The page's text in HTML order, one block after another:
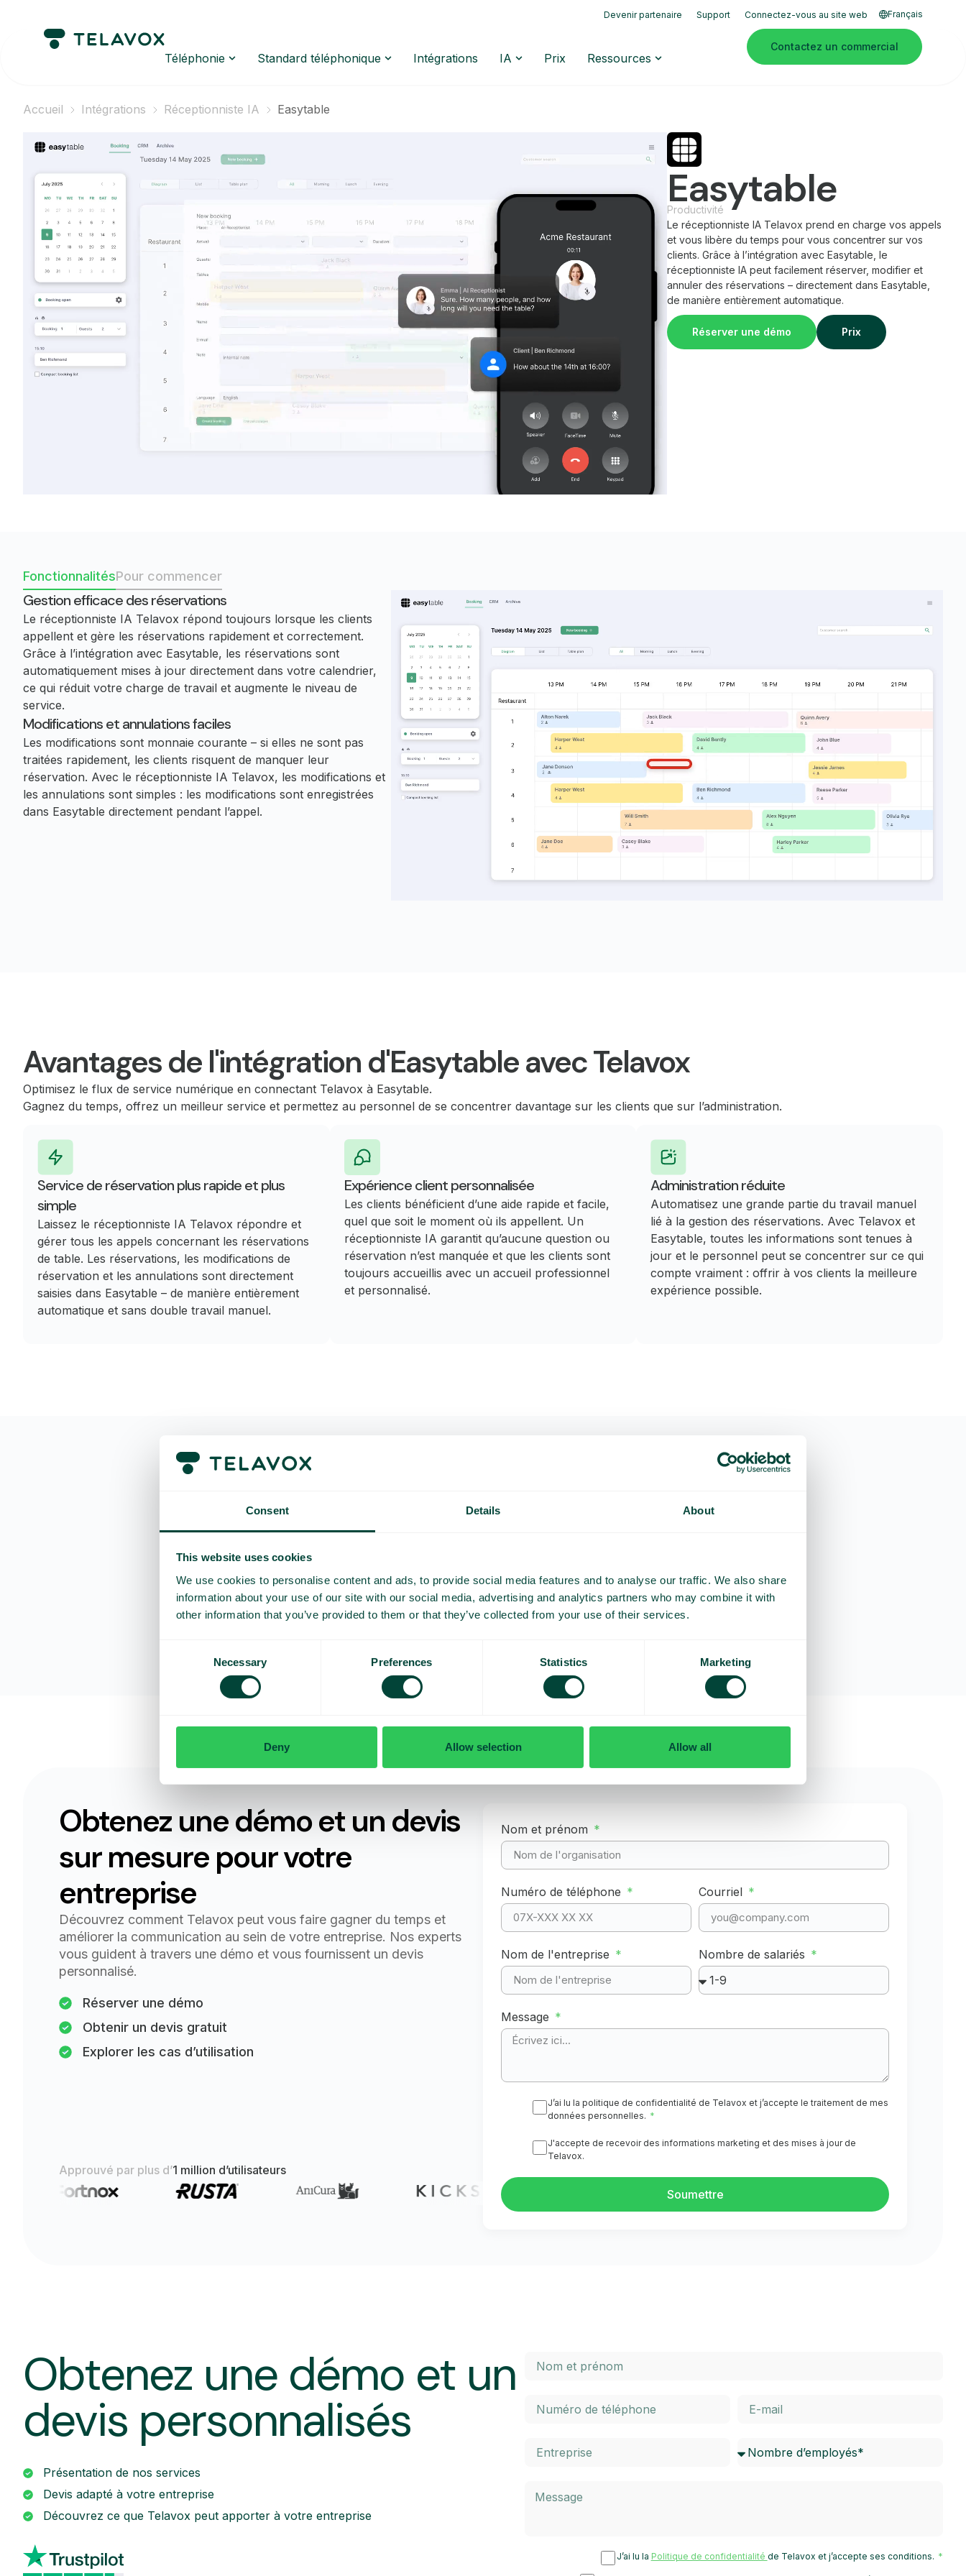
Consent Details About
This website uses cookies
We use cookies to personalise content and ads, to provide social media features and to analyse our traffic. We also share
information about your use of our site with our social media, advertising and analytics partners who may combine it with
other information that you’ve provided to them or that they’ve collected from your use of their services.
Necessary Preferences Statistics Marketing
Deny Allow selection Allow all
Devenir partenaire Support Connectez-vous au site web Français
Téléphonie Standard téléphonique Intégrations IA Prix Ressources
Contactez un commercial
Accueil Intégrations Réceptionniste IA Easytable
Easytable
Productivité
Le réceptionniste IA Telavox prend en charge vos appels
et vous libère du temps pour vous concentrer sur vos
clients. Grâce à l’intégration avec Easytable, le
réceptionniste IA peut facilement réserver, modifier et
annuler des réservations – directement dans Easytable,
de manière entièrement automatique.
Réserver une démo Prix
FonctionnalitésPour commencer
Gestion efficace des réservations
Le réceptionniste IA Telavox répond toujours lorsque les clients
appellent et gère les réservations rapidement et correctement.
Grâce à l’intégration avec Easytable, les réservations sont
automatiquement mises à jour directement dans votre calendrier,
ce qui réduit votre charge de travail et augmente le niveau de
service.
Modifications et annulations faciles
Les modifications sont monnaie courante – si elles ne sont pas
traitées rapidement, les clients risquent de manquer leur
réservation. Avec le réceptionniste IA Telavox, les modifications et
les annulations sont simples : les modifications sont enregistrées
dans Easytable directement pendant l’appel.
Avantages de l'intégration d'Easytable avec Telavox
Optimisez le flux de service numérique en connectant Telavox à Easytable.
Gagnez du temps, offrez un meilleur service et permettez au personnel de se concentrer davantage sur les clients que sur l’administration.
Service de réservation plus rapide et plus
simple
Laissez le réceptionniste IA Telavox répondre et
gérer tous les appels concernant les réservations
de table. Les réservations, les modifications de
réservation et les annulations sont directement
saisies dans Easytable – de manière entièrement
automatique et sans double travail manuel.
Expérience client personnalisée
Les clients bénéficient d’une aide rapide et facile,
quel que soit le moment où ils appellent. Un
réceptionniste IA garantit qu’aucune question ou
réservation n’est manquée et que les clients sont
toujours accueillis avec un accueil professionnel
et personnalisé.
Administration réduite
Automatisez une grande partie du travail manuel
lié à la gestion des réservations. Avec Telavox et
Easytable, toutes les informations sont tenues à
jour et le personnel peut se concentrer sur ce qui
compte vraiment : offrir à vos clients la meilleure
expérience possible.
De quelles licences ai-je besoin ?
Obtenez une démo et un devis
sur mesure pour votre
entreprise
Découvrez comment Telavox peut vous faire gagner du temps et
améliorer la communication au sein de votre entreprise. Nos experts
vous guident à travers une démo et vous fournissent un devis
personnalisé.
Réserver une démo
Obtenir un devis gratuit
Explorer les cas d’utilisation
Approuvé par plus d’1 million d’utilisateurs
Nom et prénom
Numéro de téléphone Courriel
Nom de l'entreprise Nombre de salariés
Message
J’ai lu la politique de confidentialité de Telavox et j’accepte le traitement de mes
données personnelles.
J'accepte de recevoir des informations marketing et des mises à jour de
Telavox.
Soumettre
Obtenez une démo et un
devis personnalisés
Présentation de nos services
Devis adapté à votre entreprise
Découvrez ce que Telavox peut apporter à votre entreprise
J’ai lu la Politique de confidentialité de Telavox et j’accepte ses conditions.